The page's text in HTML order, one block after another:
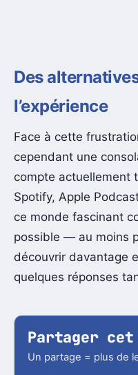
Des
l’expérience
Face à cette
cependant une
compte actuellement
Spotify, Apple
ce monde fascinant
possible — au moins
découvrir davantage
quelques réponses
Partager
Un partage = plus de